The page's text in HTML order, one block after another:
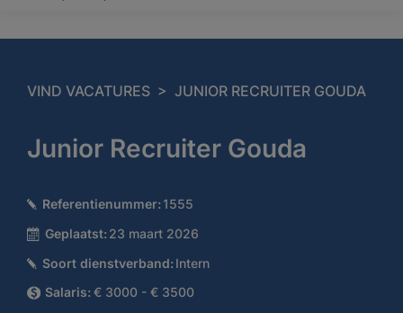
VIND VACATURES > JUNIOR RECRUITER GOUDA
Junior Recruiter Gouda
Referentienummer: 1555
Geplaatst: 23 maart 2026
Soort dienstverband: Intern
Salaris: € 3000 - € 3500